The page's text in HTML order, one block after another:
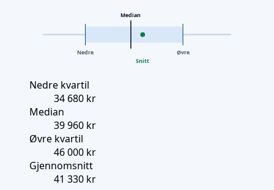
Nedre
Median
Øvre
Snitt
Nedre kvartil
34 680 kr
Median
39 960 kr
Øvre kvartil
46 000 kr
Gjennomsnitt
41 330 kr